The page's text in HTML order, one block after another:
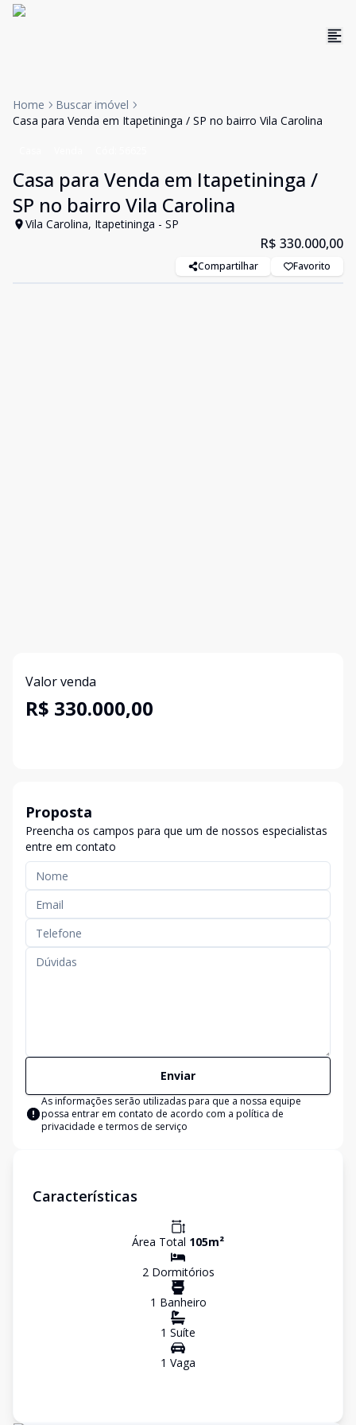
Home
Buscar imóvel
Casa para Venda em Itapetininga / SP no bairro Vila Carolina
Casa para Venda em Itapetininga /
SP no bairro Vila Carolina
Vila Carolina, Itapetininga - SP
R$ 330.000,00
Compartilhar Favorito
Valor venda
R$ 330.000,00
Proposta
Preencha os campos para que um de nossos especialistas
entre em contato
Enviar
As informações serão utilizadas para que a nossa equipe
possa entrar em contato de acordo com a política de
privacidade e termos de serviço
Características
Área Total 105m²
2Dormitórios
1 Banheiro
1 Suíte
1 Vaga